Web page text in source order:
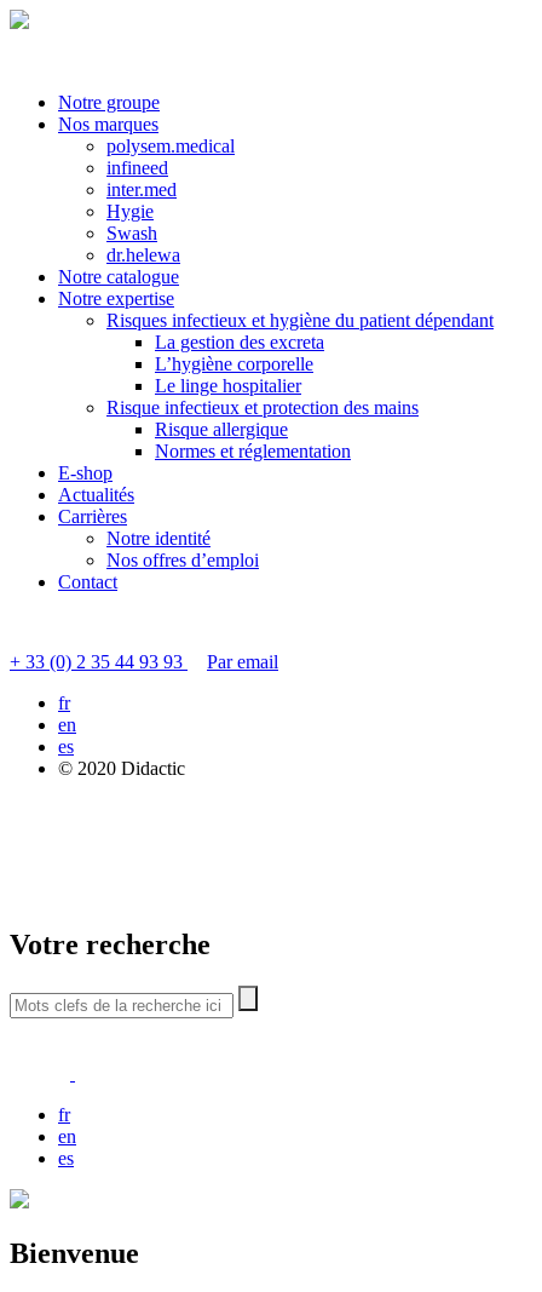
Notre groupe
Nos marques
polysem.medical
infineed
inter.med
Hygie
Swash
dr.helewa
Notre catalogue
Notre expertise
Risques infectieux et hygiène du patient dépendant
La gestion des excreta
L’hygiène corporelle
Le linge hospitalier
Risque infectieux et protection des mains
Risque allergique
Normes et réglementation
E-shop
Actualités
Carrières
Notre identité
Nos offres d’emploi
Contact
+ 33 (0) 2 35 44 93 93
Par email
fr
en
es
© 2020 Didactic
Votre recherche
fr
en
es
Bienvenue